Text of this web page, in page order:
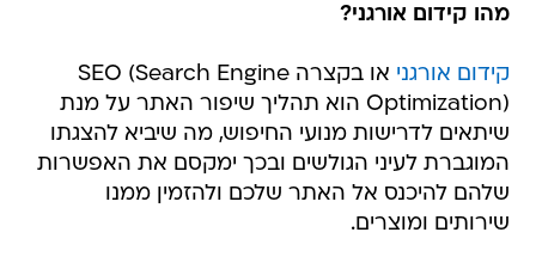
מהו קידום אורגני?
קידום אורגני
או בקצרה SEO (Search Engine
Optimization) הוא תהליך שיפור האתר על מנת
שיתאים לדרישות מנועי החיפוש, מה שיביא להצגתו
המוגברת לעיני הגולשים ובכך ימקסם את האפשרות
שלהם להיכנס אל האתר שלכם ולהזמין ממנו
שירותים ומוצרים.